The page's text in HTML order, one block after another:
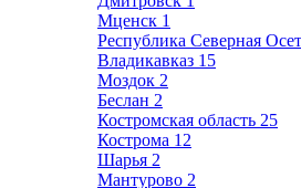
Мценск 1
Республика Северная
Владикавказ 15
Моздок 2
Беслан 2
Костромская область 25
Кострома 12
Шарья 2
Мантурово 2